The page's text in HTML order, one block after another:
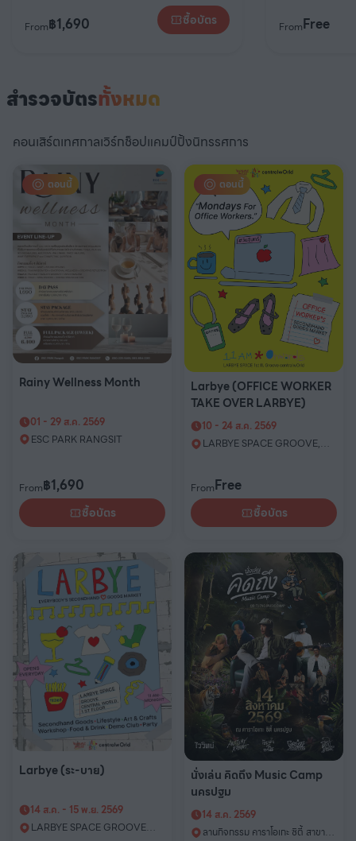
From฿1,690 ซื้อบัตร
FromFree
สำรวจบัตรทั้งหมด
คอนเสิร์ตเทศกาลเวิร์กช็อปแคมป์ปิ้งนิทรรศการ
ตอนนี้
Rainy Wellness Month
01 - 29 ส.ค. 2569
ESC PARK RANGSIT
From฿1,690
ซื้อบัตร
ตอนนี้
Larbye (OFFICE WORKER
TAKE OVER LARBYE)
10 - 24 ส.ค. 2569
LARBYE SPACE GROOVE,
FromFree
ซื้อบัตร
Larbye (ระ-บาย)
14 ส.ค. - 15 พ.ย. 2569
LARBYE SPACE GROOVE
นั่งเล่น คิดถึง Music Camp
นครปฐม
14 ส.ค. 2569
ลานกิจกรรม คาราโอเกะ ซิตี้ สาขา